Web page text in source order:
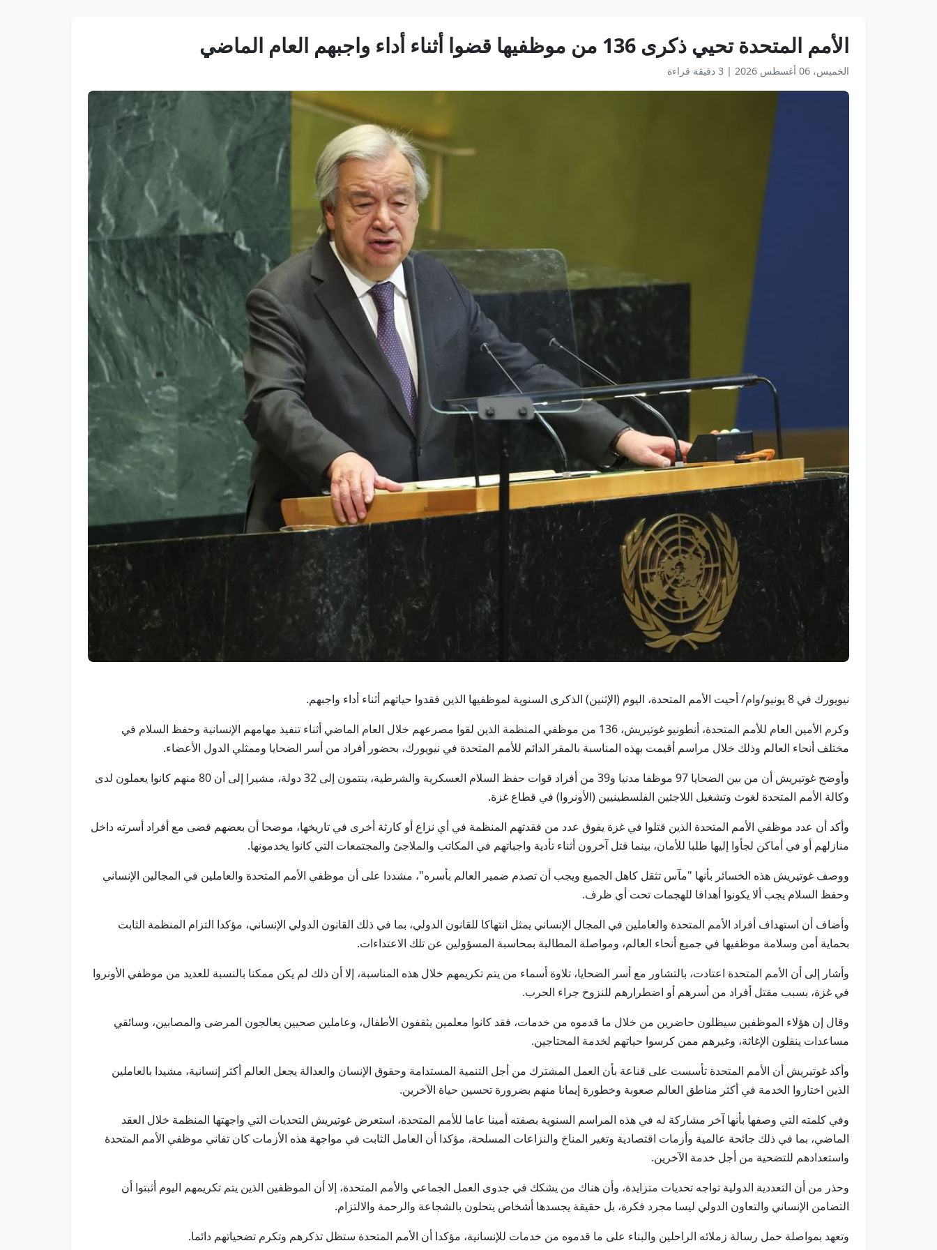
الأمم المتحدة تحيي ذكرى 136 من موظفيها قضوا أثناء أداء واجبهم العام الماضي
الخميس، 06 أغسطس 2026 | 3 دقيقة قراءة
نيويورك في 8 يونيو/وام/ أحيت الأمم المتحدة، اليوم (الإثنين) الذكرى السنوية لموظفيها الذين فقدوا حياتهم أثناء أداء واجبهم.
وكرم الأمين العام للأمم المتحدة، أنطونيو غوتيريش، 136 من موظفي المنظمة الذين لقوا مصرعهم خلال العام الماضي أثناء تنفيذ مهامهم الإنسانية وحفظ السلام في
مختلف أنحاء العالم وذلك خلال مراسم أقيمت بهذه المناسبة بالمقر الدائم للأمم المتحدة في نيويورك، بحضور أفراد من أسر الضحايا وممثلي الدول الأعضاء.
وأوضح غوتيريش أن من بين الضحايا 97 موظفا مدنيا و39 من أفراد قوات حفظ السلام العسكرية والشرطية، ينتمون إلى 32 دولة، مشيرا إلى أن 80 منهم كانوا يعملون لدى
وكالة الأمم المتحدة لغوث وتشغيل اللاجئين الفلسطينيين (الأونروا) في قطاع غزة.
وأكد أن عدد موظفي الأمم المتحدة الذين قتلوا في غزة يفوق عدد من فقدتهم المنظمة في أي نزاع أو كارثة أخرى في تاريخها، موضحا أن بعضهم قضى مع أفراد أسرته داخل
منازلهم أو في أماكن لجأوا إليها طلبا للأمان، بينما قتل آخرون أثناء تأدية واجباتهم في المكاتب والملاجئ والمجتمعات التي كانوا يخدمونها.
ووصف غوتيريش هذه الخسائر بأنها "مآس تثقل كاهل الجميع ويجب أن تصدم ضمير العالم بأسره"، مشددا على أن موظفي الأمم المتحدة والعاملين في المجالين الإنساني
وحفظ السلام يجب ألا يكونوا أهدافا للهجمات تحت أي ظرف.
وأضاف أن استهداف أفراد الأمم المتحدة والعاملين في المجال الإنساني يمثل انتهاكا للقانون الدولي، بما في ذلك القانون الدولي الإنساني، مؤكدا التزام المنظمة الثابت
بحماية أمن وسلامة موظفيها في جميع أنحاء العالم، ومواصلة المطالبة بمحاسبة المسؤولين عن تلك الاعتداءات.
وأشار إلى أن الأمم المتحدة اعتادت، بالتشاور مع أسر الضحايا، تلاوة أسماء من يتم تكريمهم خلال هذه المناسبة، إلا أن ذلك لم يكن ممكنا بالنسبة للعديد من موظفي الأونروا
في غزة، بسبب مقتل أفراد من أسرهم أو اضطرارهم للنزوح جراء الحرب.
وقال إن هؤلاء الموظفين سيظلون حاضرين من خلال ما قدموه من خدمات، فقد كانوا معلمين يثقفون الأطفال، وعاملين صحيين يعالجون المرضى والمصابين، وسائقي
مساعدات ينقلون الإغاثة، وغيرهم ممن كرسوا حياتهم لخدمة المحتاجين.
وأكد غوتيريش أن الأمم المتحدة تأسست على قناعة بأن العمل المشترك من أجل التنمية المستدامة وحقوق الإنسان والعدالة يجعل العالم أكثر إنسانية، مشيدا بالعاملين
الذين اختاروا الخدمة في أكثر مناطق العالم صعوبة وخطورة إيمانا منهم بضرورة تحسين حياة الآخرين.
وفي كلمته التي وصفها بأنها آخر مشاركة له في هذه المراسم السنوية بصفته أمينا عاما للأمم المتحدة، استعرض غوتيريش التحديات التي واجهتها المنظمة خلال العقد
الماضي، بما في ذلك جائحة عالمية وأزمات اقتصادية وتغير المناخ والنزاعات المسلحة، مؤكدا أن العامل الثابت في مواجهة هذه الأزمات كان تفاني موظفي الأمم المتحدة
واستعدادهم للتضحية من أجل خدمة الآخرين.
وحذر من أن التعددية الدولية تواجه تحديات متزايدة، وأن هناك من يشكك في جدوى العمل الجماعي والأمم المتحدة، إلا أن الموظفين الذين يتم تكريمهم اليوم أثبتوا أن
التضامن الإنساني والتعاون الدولي ليسا مجرد فكرة، بل حقيقة يجسدها أشخاص يتحلون بالشجاعة والرحمة والالتزام.
وتعهد بمواصلة حمل رسالة زملائه الراحلين والبناء على ما قدموه من خدمات للإنسانية، مؤكدا أن الأمم المتحدة ستظل تذكرهم وتكرم تضحياتهم دائما.